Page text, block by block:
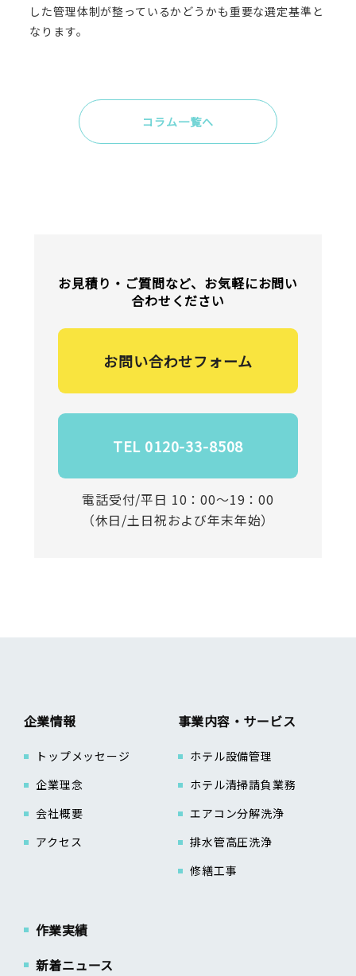
した管理体制が整っているかどうかも重要な選定基準と
なります。
コラム一覧へ
お見積り・ご質問など、お気軽にお問い
合わせください
お問い合わせフォーム
TEL 0120-33-8508
電話受付/平日 10：00～19：00
（休日/土日祝および年末年始）
企業情報
トップメッセージ
企業理念
会社概要
アクセス
事業内容・サービス
ホテル設備管理
ホテル清掃請負業務
エアコン分解洗浄
排水管高圧洗浄
修繕工事
作業実績
新着ニュース